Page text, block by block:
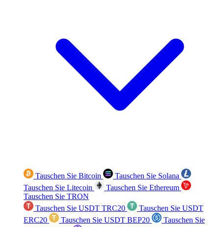
Tauschen Sie Bitcoin
Tauschen Sie Solana
Tauschen Sie Litecoin
Tauschen Sie Ethereum
Tauschen Sie TRON
Tauschen Sie USDT TRC20
Tauschen Sie USDT
ERC20
Tauschen Sie USDT BEP20
Tauschen Sie